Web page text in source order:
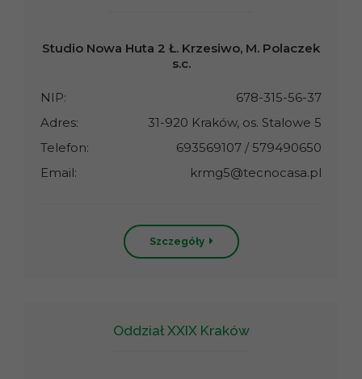
Studio Nowa Huta 2 Ł. Krzesiwo, M. Polaczek
s.c.
NIP:
678-315-56-37
Adres:
31-920 Kraków, os. Stalowe 5
Telefon:
693569107 / 579490650
Email:
krmg5@tecnocasa.pl
Szczegóły
Oddział XXIX Kraków